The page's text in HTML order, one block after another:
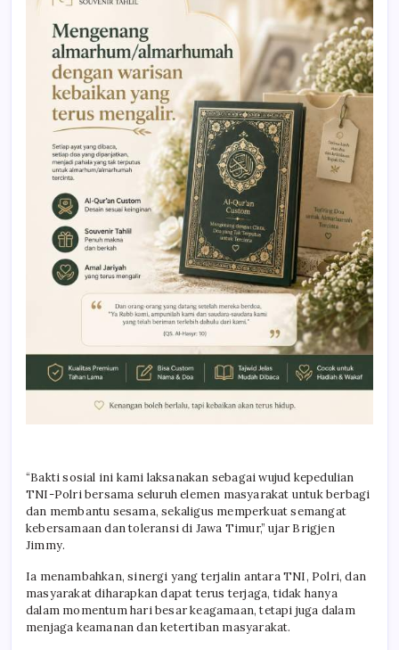
“Bakti sosial ini kami laksanakan sebagai wujud kepedulian
TNI-Polri bersama seluruh elemen masyarakat untuk berbagi
dan membantu sesama, sekaligus memperkuat semangat
kebersamaan dan toleransi di Jawa Timur,” ujar Brigjen
Jimmy.
Ia menambahkan, sinergi yang terjalin antara TNI, Polri, dan
masyarakat diharapkan dapat terus terjaga, tidak hanya
dalam momentum hari besar keagamaan, tetapi juga dalam
menjaga keamanan dan ketertiban masyarakat.